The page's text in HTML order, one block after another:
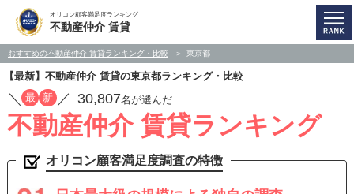
オリコン顧客満足度ランキング
不動産仲介 賃貸
おすすめの不動産仲介 賃貸ランキング・比較 東京都
【最新】不動産仲介 賃貸の東京都ランキング・比較
／ 最 新 ／ 30,807名が選んだ
不動産仲介 賃貸ランキング
オリコン顧客満足度調査の特徴